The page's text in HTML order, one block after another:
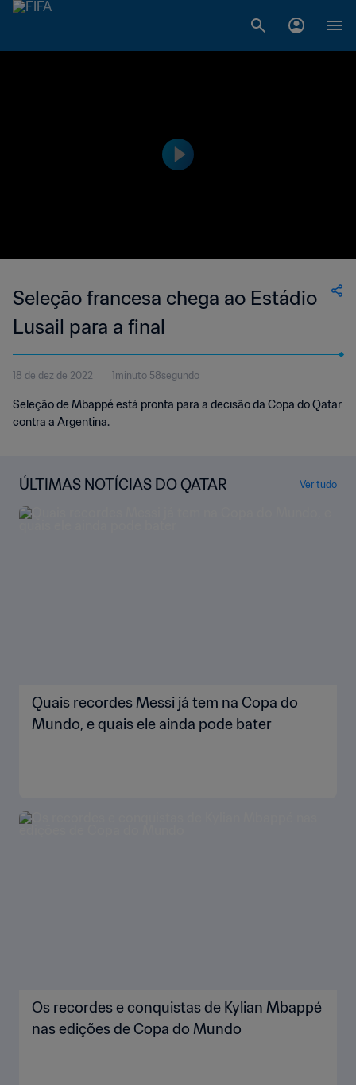
Seleção francesa chega ao Estádio
Lusail para a final
18 de dez de 2022 1minuto 58segundo
Seleção de Mbappé está pronta para a decisão da Copa do Qatar
contra a Argentina.
ÚLTIMAS NOTÍCIAS DO QATAR Ver tudo
Quais recordes Messi já tem na Copa do
Mundo, e quais ele ainda pode bater
Os recordes e conquistas de Kylian Mbappé
nas edições de Copa do Mundo